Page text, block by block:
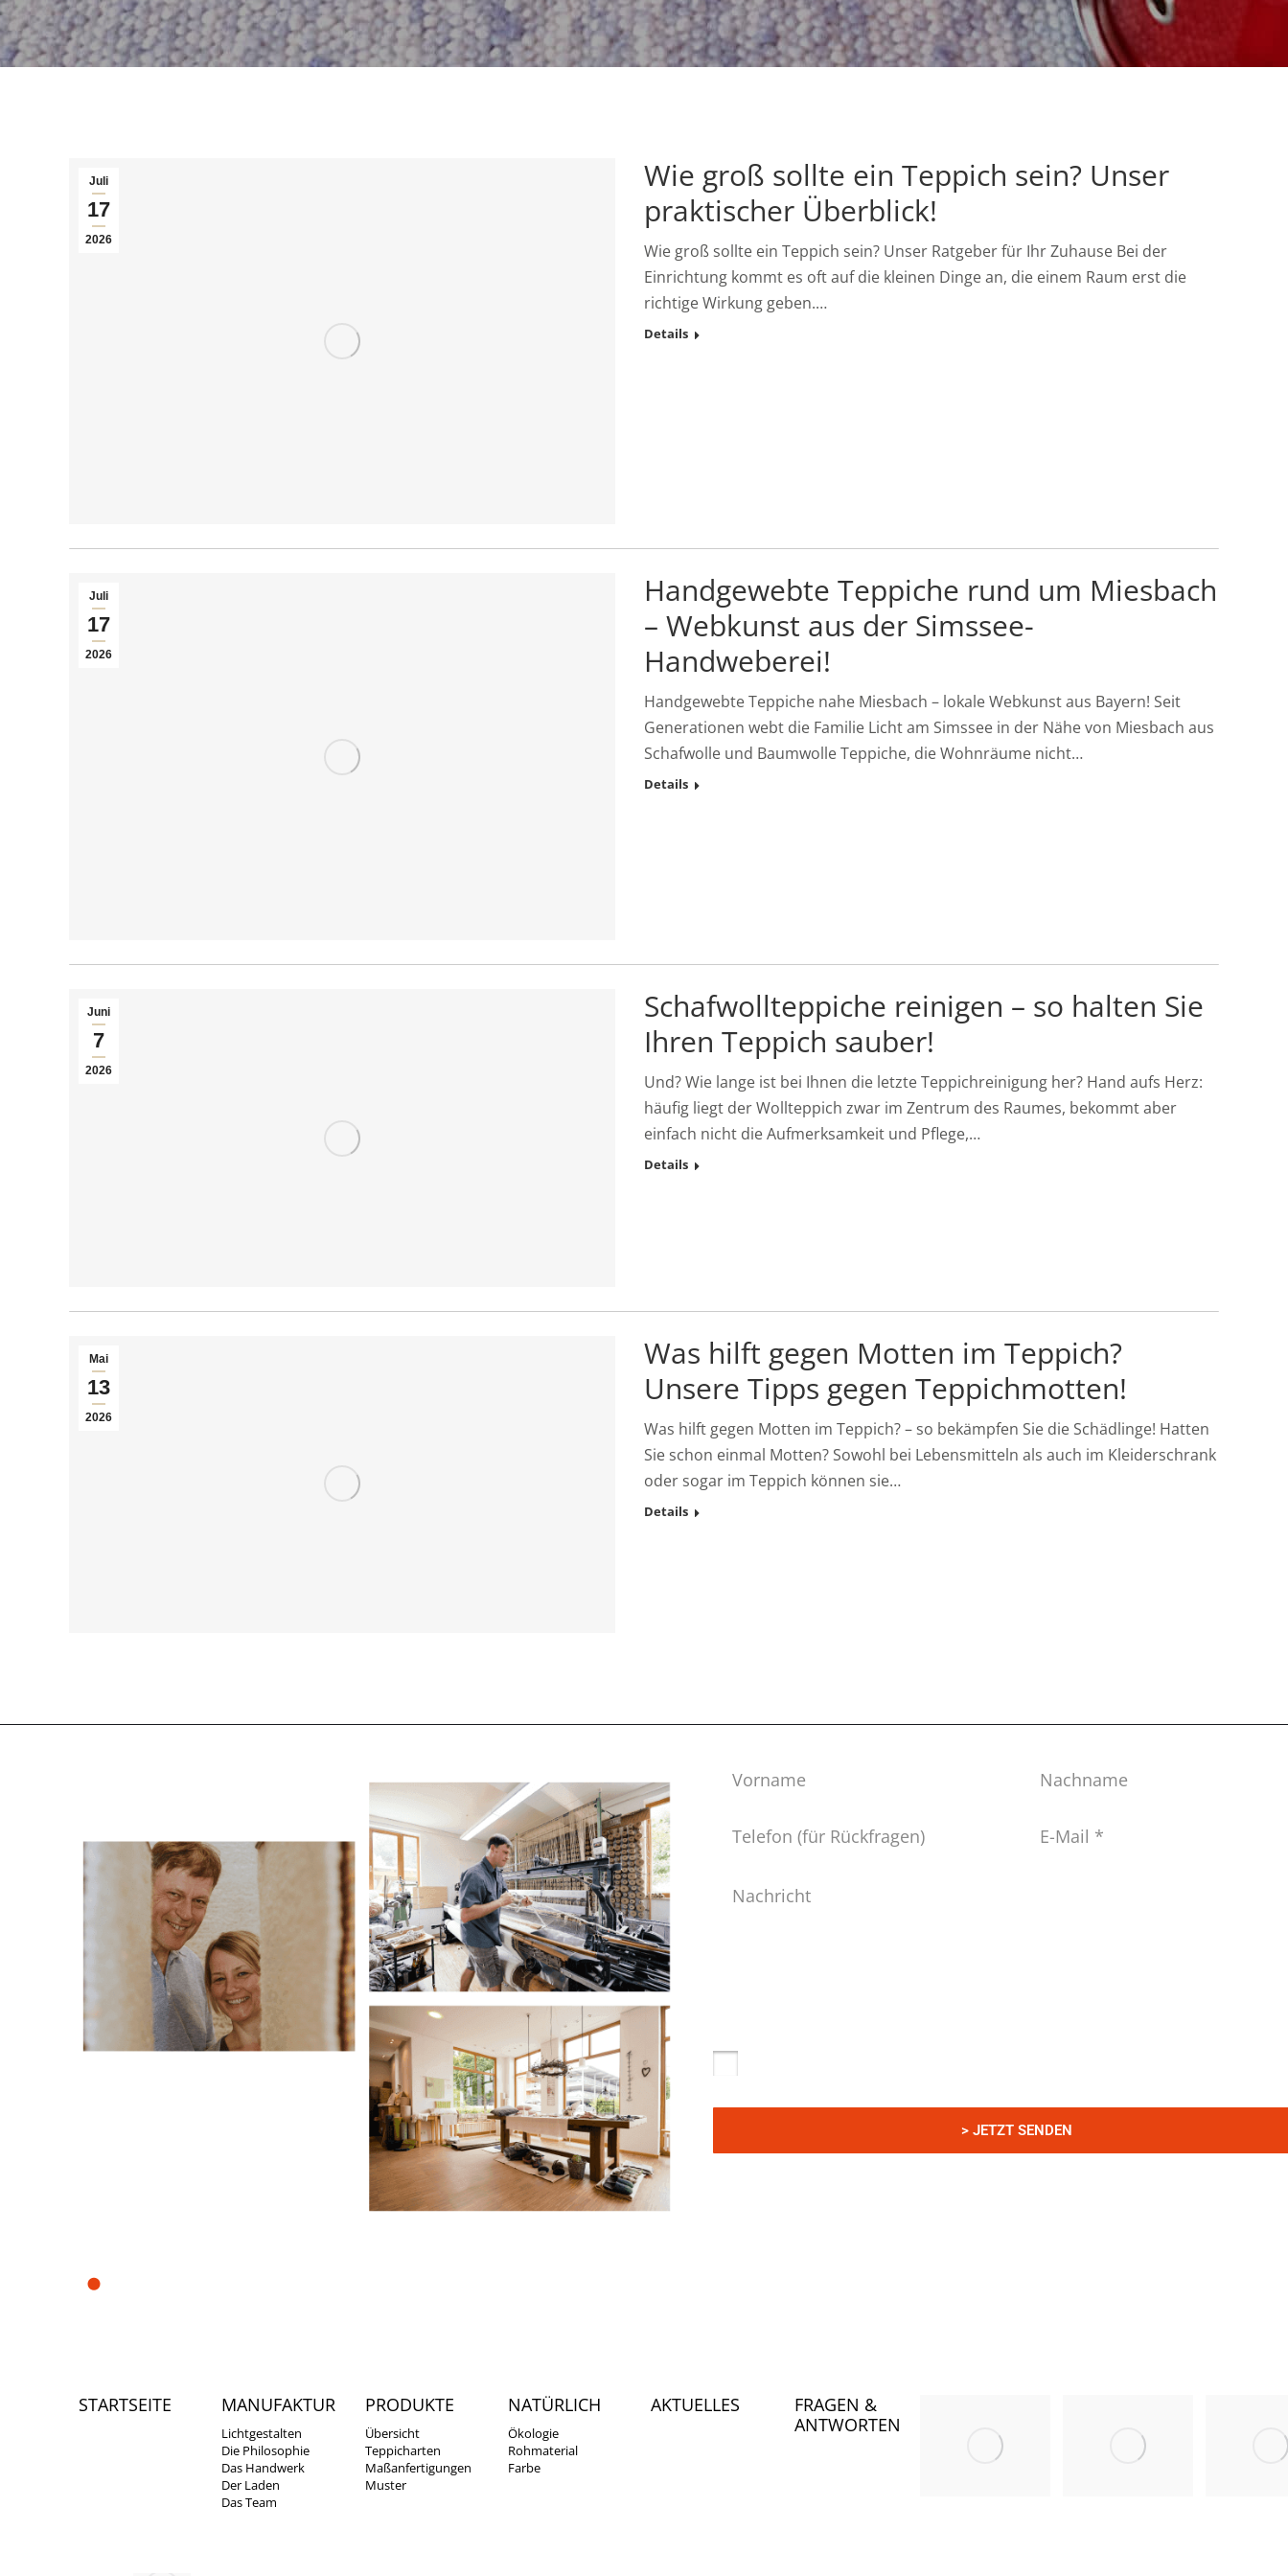
Juli
17
2026
Wie groß sollte ein Teppich sein? Unser
praktischer Überblick!
Wie groß sollte ein Teppich sein? Unser Ratgeber für Ihr Zuhause Bei der
Einrichtung kommt es oft auf die kleinen Dinge an, die einem Raum erst die
richtige Wirkung geben.…
Details
Juli
17
2026
Handgewebte Teppiche rund um Miesbach
– Webkunst aus der Simssee-
Handweberei!
Handgewebte Teppiche nahe Miesbach – lokale Webkunst aus Bayern! Seit
Generationen webt die Familie Licht am Simssee in der Nähe von Miesbach aus
Schafwolle und Baumwolle Teppiche, die Wohnräume nicht…
Details
Juni
7
2026
Schafwollteppiche reinigen – so halten Sie
Ihren Teppich sauber!
Und? Wie lange ist bei Ihnen die letzte Teppichreinigung her? Hand aufs Herz:
häufig liegt der Wollteppich zwar im Zentrum des Raumes, bekommt aber
einfach nicht die Aufmerksamkeit und Pflege,…
Details
Mai
13
2026
Was hilft gegen Motten im Teppich?
Unsere Tipps gegen Teppichmotten!
Was hilft gegen Motten im Teppich? – so bekämpfen Sie die Schädlinge! Hatten
Sie schon einmal Motten? Sowohl bei Lebensmitteln als auch im Kleiderschrank
oder sogar im Teppich können sie…
Details
Mail *
STARTSEITE MANUFAKTUR
Lichtgestalten
Die Philosophie
Das Handwerk
Der Laden
Das Team
PRODUKTE
Übersicht
Teppicharten
Maßanfertigungen
Muster
NATÜRLICH
Ökologie
Rohmaterial
Farbe
AKTUELLES
FRAGEN &
ANTWORTEN